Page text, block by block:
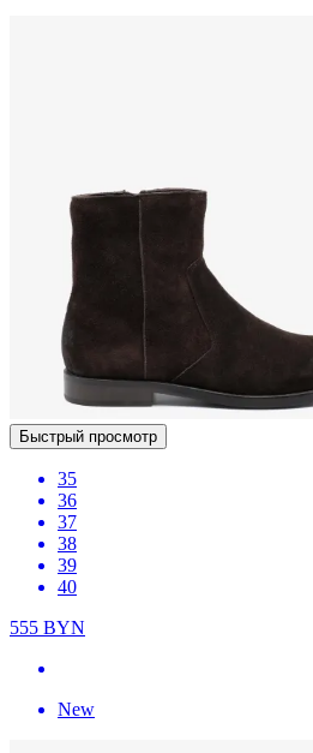
Быстрый просмотр
35
36
37
38
39
40
555 BYN
New